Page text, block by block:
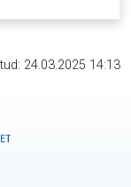
24.03.2025 14:13